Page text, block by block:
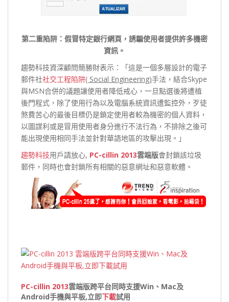
第二重陷阱：假冒特定銀行網頁，誘騙使用者提供許多機密
資訊。
趨勢科技資深顧問簡勝財表示：「這是一個多層設計的電子
郵件社社交工程陷阱( Social Engineering)手法，結合Skype
與MSN合併的議題讓使用者降低戒心，一旦點選後將遭植
後門程式，除了使用行為以及電腦系統資訊遭監控外，歹徒
煞費苦心的最後目標仍是鎖定使用者較為機密的個人資料，
以圖謀利或是冒用使用者身分進行不法行為，不排除之後可
能出現使用相同手法並針對華語地區的攻擊出現。」
趨勢科技用戶請放心, PC-cillin 2013雲端版會封鎖該垃圾
郵件，同時也會封鎖所有相關的惡意網址和惡意軟體。
PC-cillin 2013雲端版跨平台同時支援Win、Mac及
Android手機與平板,立即下載試用